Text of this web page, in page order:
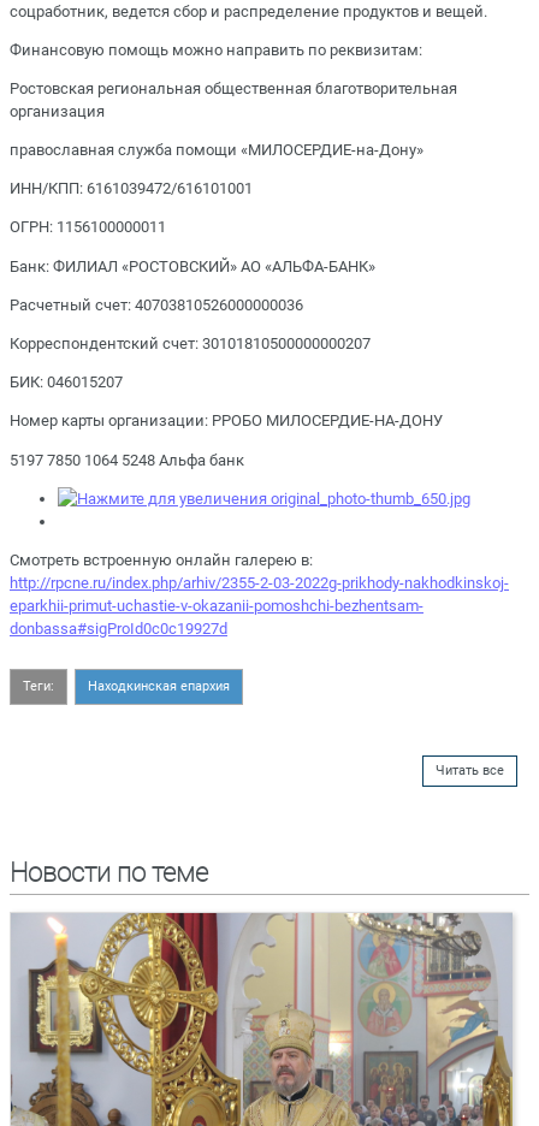
соцработник, ведется сбор и распределение продуктов и вещей.
Финансовую помощь можно направить по реквизитам:
Ростовская региональная общественная благотворительная
организация
православная служба помощи «МИЛОСЕРДИЕ-на-Дону»
ИНН/КПП: 6161039472/616101001
ОГРН: 1156100000011
Банк: ФИЛИАЛ «РОСТОВСКИЙ» АО «АЛЬФА-БАНК»
Расчетный счет: 40703810526000000036
Корреспондентский счет: 30101810500000000207
БИК: 046015207
Номер карты организации: РРОБО МИЛОСЕРДИЕ-НА-ДОНУ
5197 7850 1064 5248 Альфа банк
Смотреть встроенную онлайн галерею в:
http://rpcne.ru/index.php/arhiv/2355-2-03-2022g-prikhody-nakhodkinskoj-
eparkhii-primut-uchastie-v-okazanii-pomoshchi-bezhentsam-
donbassa#sigProId0c0c19927d
Теги: Находкинская епархия
Читать все
Новости по теме